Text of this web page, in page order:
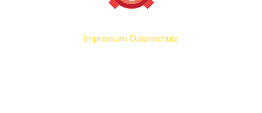
Impressum Datenschutz